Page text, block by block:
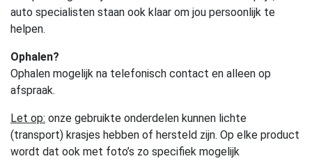
auto specialisten staan ook klaar om jou persoonlijk te
helpen.
Ophalen?
Ophalen mogelijk na telefonisch contact en alleen op
afspraak.
Let op: onze gebruikte onderdelen kunnen lichte
(transport) krasjes hebben of hersteld zijn. Op elke product
wordt dat ook met foto’s zo specifiek mogelijk